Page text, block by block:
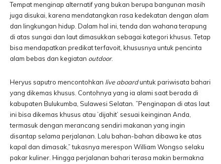
Tempat menginap alternatif yang bukan berupa bangunan masih
juga disukai, karena mendatangkan rasa kedekatan dengan alam
dan lingkungan hidup. Dalam hal ini, tenda dan wahana terapung
di atas sungai dan laut dimasukkan sebagai kategori khusus. Tetap
bisa mendapatkan predikat terfavoit, khususnya untuk pencinta
alam bebas dan kegiatan outdoor.
Heryus saputro mencontohkan live aboarduntuk pariwisata bahari
yang dikemas khusus. Contohnya yang ia alami saat berada di
kabupaten Bulukumba, Sulawesi Selatan. ”Penginapan di atas laut
ini bisa dikemas khusus atau ’dijahit’ sesuai keinginan Anda,
termasuk dengan merancang sendiri makanan yang ingin
disantap selama perjalanan. Lalu bahan-bahan dibawa ke atas
kapal dan dimasak,” tukasnya merespon William Wongso selaku
pakar kuliner. Hingga perjalanan bahari terasa makin bermakna